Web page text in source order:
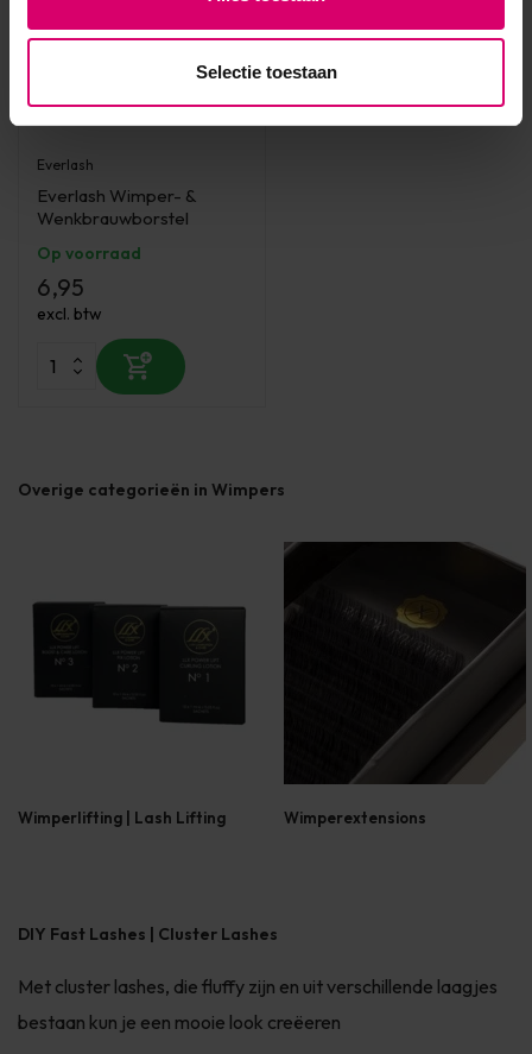
Selectie toestaan
Everlash
Everlash Wimper- &
Wenkbrauwborstel
Op voorraad
6,95
excl. btw
Overige categorieën in Wimpers
Wimperlifting | Lash Lifting Wimperextensions
DIY Fast Lashes | Cluster Lashes
Met cluster lashes, die fluffy zijn en uit verschillende laagjes
bestaan kun je een mooie look creëeren